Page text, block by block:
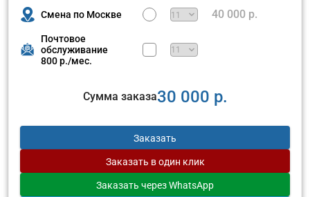
Смена по Москве 40 000 р.
Почтовое
обслуживание
800 р./мес.
Сумма заказа30 000 р.
Заказать
Заказать в один клик
Заказать через WhatsApp